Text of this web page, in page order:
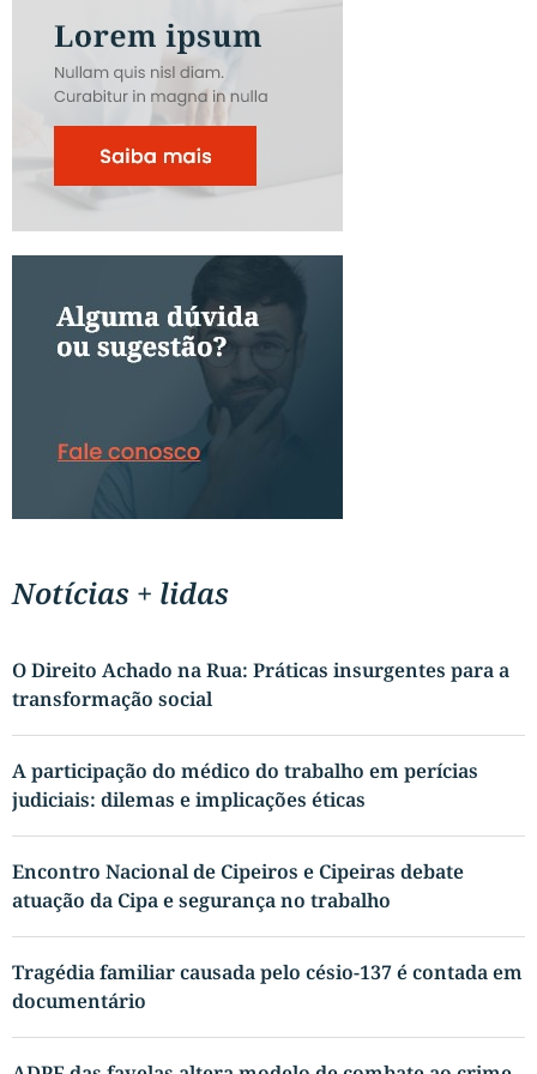
Notícias + lidas
O Direito Achado na Rua: Práticas insurgentes para a
transformação social
A participação do médico do trabalho em perícias
judiciais: dilemas e implicações éticas
Encontro Nacional de Cipeiros e Cipeiras debate
atuação da Cipa e segurança no trabalho
Tragédia familiar causada pelo césio-137 é contada em
documentário